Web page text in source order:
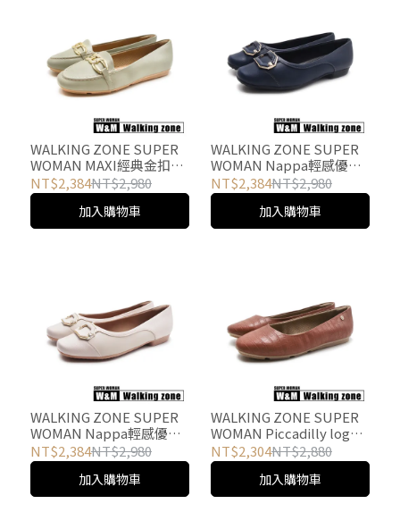
WALKING ZONE SUPER
WOMAN MAXI經典金扣樂
福包鞋 女鞋-特別綠
NT$2,384NT$2,980
加入購物車
WALKING ZONE SUPER
WOMAN Nappa輕感優雅
平底鞋 女鞋-深藍
NT$2,384NT$2,980
加入購物車
WALKING ZONE SUPER
WOMAN Nappa輕感優雅
平底鞋 女鞋-米白
NT$2,384NT$2,980
加入購物車
WALKING ZONE SUPER
WOMAN Piccadilly logo
平底休閒鞋 女鞋-焦糖粉
NT$2,304NT$2,880
加入購物車